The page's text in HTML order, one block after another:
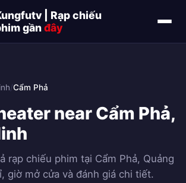
| Rạp chiếu
gầnđây
/Cẩm Phả
near Cẩm Phả,
rạp chiếu phim tại Cẩm Phả, Quảng
giờ mở cửa và đánh giá chi tiết.